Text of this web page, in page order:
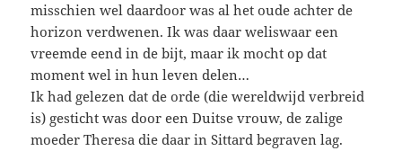
misschien wel daardoor was al het oude achter de
horizon verdwenen. Ik was daar weliswaar een
vreemde eend in de bijt, maar ik mocht op dat
moment wel in hun leven delen…
Ik had gelezen dat de orde (die wereldwijd verbreid
is) gesticht was door een Duitse vrouw, de zalige
moeder Theresa die daar in Sittard begraven lag.